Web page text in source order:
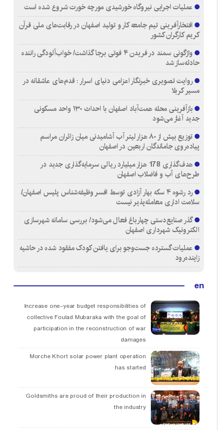
عملیات اجرایی نیروگاه خورشیدی مورچه خورت شروع شده است
افتخارآفرینی تیم جامعه کار و تولید اصفهان در رقابت‌های ملی قرآن
کریم کارگران کشور
واژگونی سمند در فریدن ۴ فوتی برجا گذاشت/ خواب‌آلودگی راننده
حادثه‌ساز شد
روایت تصویری خبرنگار اعزامی دنیای اسرار : قدم‌های عاشقانه در
مسیر کربلا
بازآفرینی محله همت‌آباد اصفهان با احداث ۱۳۰ واحد مسکونی
جدید آغاز می‌شود
توزیع بیش از ۸۰ هزار لیتر آب آشامیدنی میان زائران مراسم
پیاده‌روی جاماندگان اربعین در اصفهان
هدف‌گذاری 178 هزار میلیارد ریالی سرمایه‌گذاری جدید در
طرح‌های آب و فاضلاب اصفهان
رد رشوه ۴ سکه بهار آزادی توسط افسر وظیفه‌شناس پلیس اصفهان/
سلامت اداری معامله‌پذیر نیست
گذر صنایع‌دستی چهارباغ فعال می‌شود/ بررسی سامانه شهرسازی
الکترونیک شهرداری اصفهان
عملیات گسترده جست‌وجو برای یافتن کودک مفقود شده در حاشیه
زاینده‌رود
en
Increase one-year budget responsibilities of
collective Foulad Mubaraka with the goal of
participation in the reconstruction of war
damages
Morche Khort solar power plant operation
has started
Goldsmiths are proud of their production in
the industry